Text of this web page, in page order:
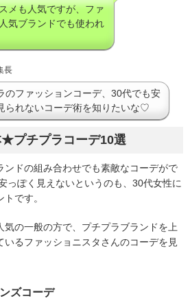
メも人気ですが、ファ
気ブランドでも使われ
長
のファッションコーデ、30代でも安
られないコーデ術を知りたいな♡
プチプラコーデ10選
ンドの組み合わせでも素敵なコーデがで
っぽく見えないというのも、30代女性に
です。
気の一般の方で、プチプラブランドを上
いるファッショニスタさんのコーデを見
ズコーデ